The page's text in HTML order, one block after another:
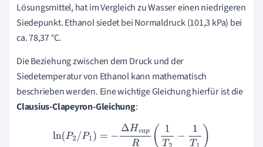
Lösungsmittel, hat im Vergleich zu Wasser einen niedrigeren
Siedepunkt. Ethanol siedet bei Normaldruck (101,3 kPa) bei
ca. 78,37 °C.
Die Beziehung zwischen dem Druck und der
Siedetemperatur von Ethanol kann mathematisch
beschrieben werden. Eine wichtige Gleichung hierfür ist die
Clausius-Clapeyron-Gleichung:
ln(P2/ P1 ΔHvapR( 1T 2−